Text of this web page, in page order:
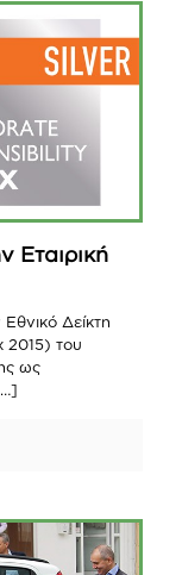
Εταιρική
Δείκτη
2015) του
ως